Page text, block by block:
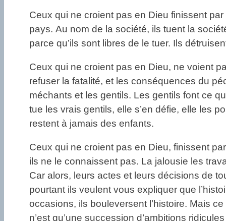
Ceux qui ne croient pas en Dieu finissent
pays. Au nom de la société, ils tuent la
parce qu’ils sont libres de le tuer. Ils
Ceux qui ne croient pas en Dieu, ne voient
refuser la fatalité, et les conséquences du
méchants et les gentils. Les gentils font ce
tue les vrais gentils, elle s’en défie, elle les
restent à jamais des enfants.
Ceux qui ne croient pas en Dieu, finissent
ils ne le connaissent pas. La jalousie les
Car alors, leurs actes et leurs décisions de
pourtant ils veulent vous expliquer que
occasions, ils bouleversent l’histoire. Mais
n’est qu’une succession d’ambitions